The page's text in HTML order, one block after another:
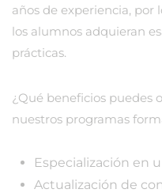
años de experiencia, por
los alumnos adquieran
prácticas.
¿Qué beneficios puedes
nuestros programas
Especialización en
Actualización de